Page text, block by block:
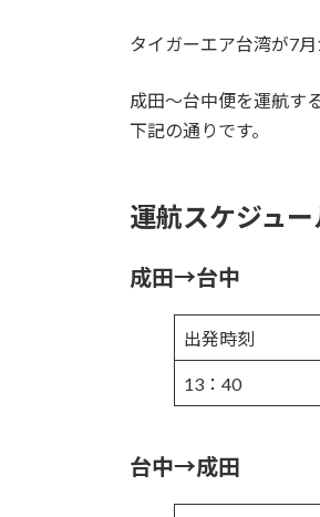
新
時
:
タイガーエア台湾が7月
成田～台中便を運航す
下記の通りです。
運航スケジュー
成田→台中
出発時刻
13：40
台中→成田